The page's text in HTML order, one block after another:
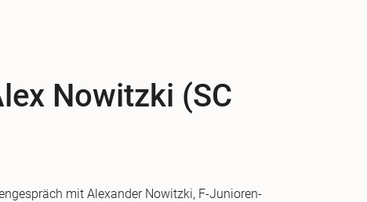
Nowitzki (SC
mit Alexander Nowitzki, F-Junioren-